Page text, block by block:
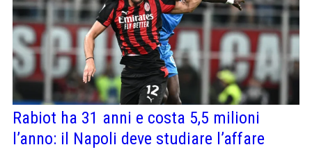
Rabiot ha 31 anni e costa 5,5 milioni
l’anno: il Napoli deve studiare l’affare